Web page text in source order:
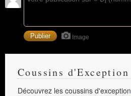
Image
Coussins d'Exception
Découvrez les coussins d'exception